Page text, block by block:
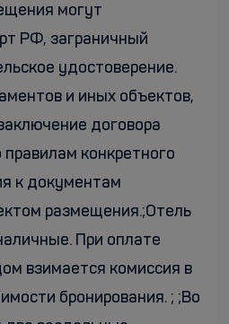
могут
РФ, заграничный
удостоверение.
и иных объектов,
договора
конкретного
к документам
размещения.;Отель
При оплате
взимается комиссия в
бронирования. ; ;Во